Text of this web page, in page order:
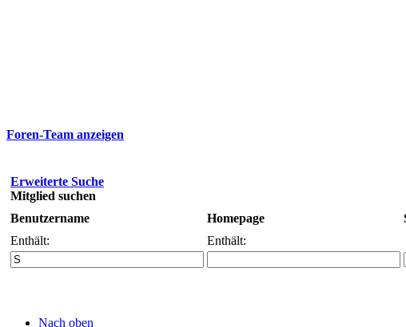
Foren-Team anzeigen
Erweiterte Suche
Mitglied suchen
Benutzername
Homepage
Enthält:
Enthält:
Nach oben